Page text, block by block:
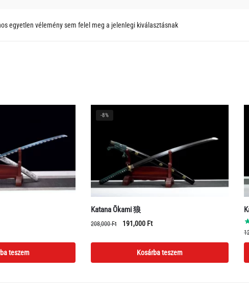
egyetlen vélemény sem felel meg a jelenlegi kiválasztásnak
Ft.
teszem
-8%
Katana Ōkami 狼
208,000Ft
Original
208,000 Ft.
191,000 FtCurrent
191,000 Ft.
Kosárba teszem